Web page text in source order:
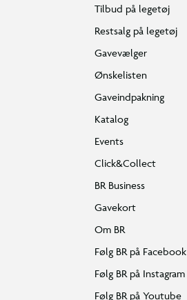
Tilbud på legetøj
Restsalg på legetøj
Gavevælger
Ønskelisten
Gaveindpakning
Katalog
Events
Click&Collect
BR Business
Gavekort
Om BR
Følg BR på Facebook
Følg BR på Instagram
Følg BR på Youtube